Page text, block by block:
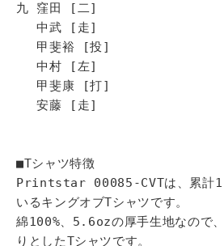
九 窪田 [二]
中武 [走]
甲斐裕 [投]
中村 [左]
甲斐康 [打]
安藤 [走]
■Tシャツ特徴
Printstar 00085-CVTは、累計
いるキングオブTシャツです。
綿100%、5.6ozの厚手生地なので
りとしたTシャツです。